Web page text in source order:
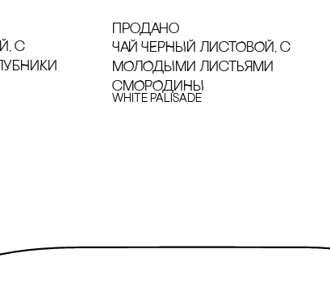
с
продано
ЧАЙ ЧЕРНЫЙ ЛИсТОВОЙ, с
МОЛОДЫМИ ЛИсТЬЯМИ
сМОРОДИНЫ
White Palisade